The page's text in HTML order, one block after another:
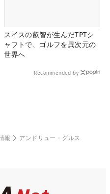
スイスの叡智が生んだTPTシ
ャフトで、ゴルフを異次元の
世界へ
Recommended by
報 アンドリュー・グルス